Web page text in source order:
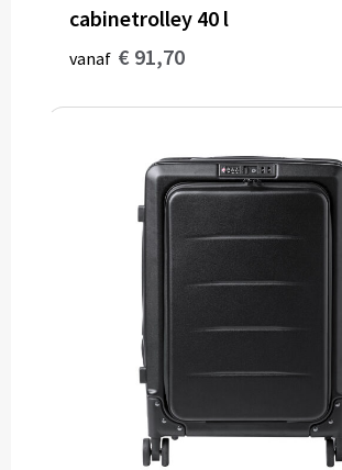
cabinetrolley 40 l
vanaf € 91,70